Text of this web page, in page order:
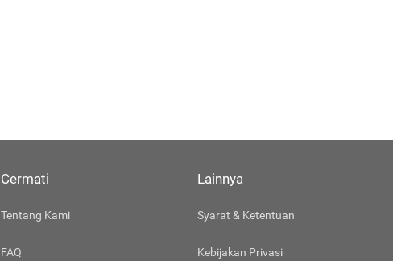
Cermati
Tentang Kami
FAQ
Lainnya
Syarat & Ketentuan
Kebijakan Privasi